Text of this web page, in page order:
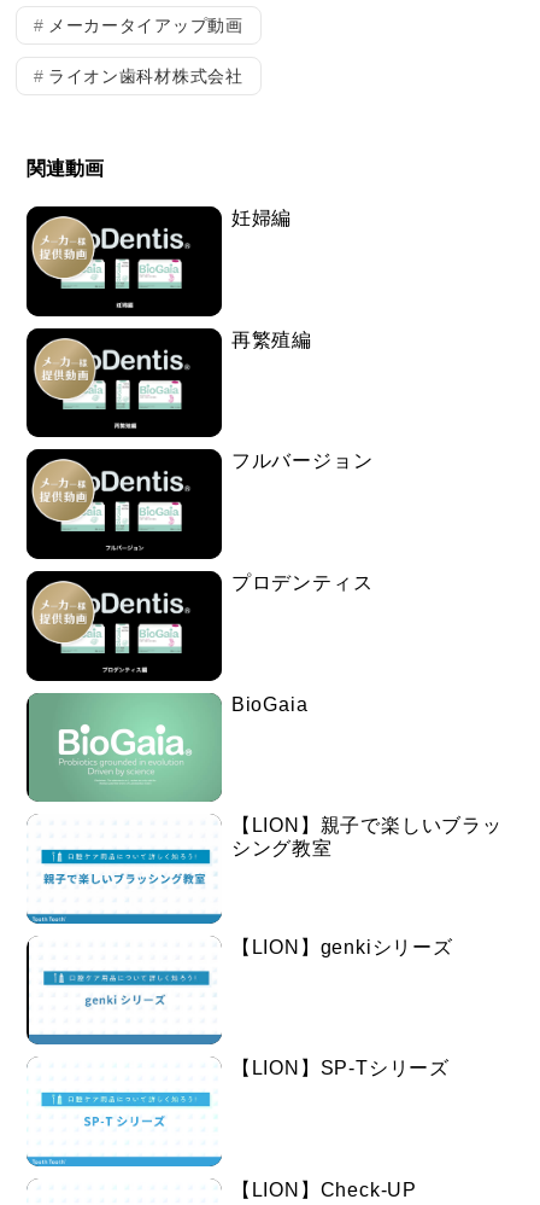
説明しています。
こちらの動画はライオン歯科材株式会社の監修のもと、
制作している動画です。
メーカータイアップ動画
ライオン歯科材株式会社
関連動画
妊婦編
再繁殖編
フルバージョン
プロデンティス
BioGaia
【LION】親子で楽しいブラッ
シング教室
【LION】genkiシリーズ
【LION】SP-Tシリーズ
【LION】Check-UP